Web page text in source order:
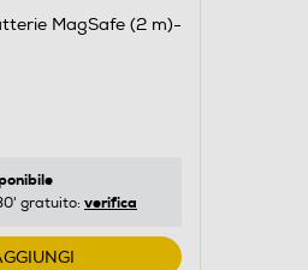
MagSafe (2 m)-
gratuito: verifica